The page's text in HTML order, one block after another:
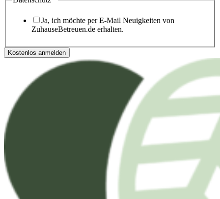
Ja, ich möchte per E-Mail Neuigkeiten von
ZuhauseBetreuen.de erhalten.
Kostenlos anmelden